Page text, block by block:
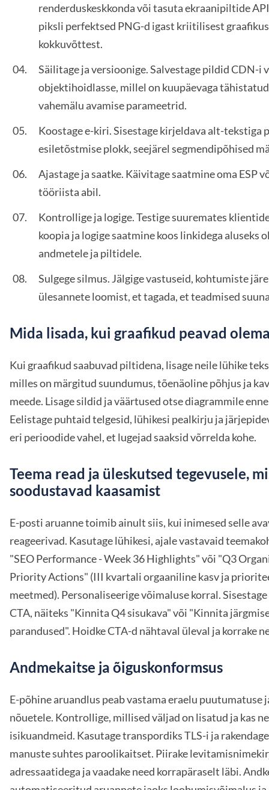
renderduskeskkonda või tasuta ekraanipiltide
piksli perfektsed PNG-d igast kriitilisest
kokkuvõttest.
Säilitage ja versioonige. Salvestage pildid CDN-i
objektihoidlasse, millel on kuupäevaga
vahemälu avamise parameetrid.
Koostage e-kiri. Sisestage kirjeldava alt-tekstiga
esiletõstmise plokk, seejärel segmendipõhised
Ajastage ja saatke. Käivitage saatmine oma ESP
tööriista abil.
Kontrollige ja logige. Testige suuremates
koopia ja logige saatmine koos linkidega aluseks
andmetele ja piltidele.
Sulgege silmus. Jälgige vastuseid, kohtumiste
ülesannete loomist, et tagada, et teadmised
Mida lisada, kui graafikud peavad
Kui graafikud saabuvad piltidena, lisage neile lühike
milles on märgitud suundumus, tõenäoline põhjus ja
meede. Lisage sildid ja väärtused otse diagrammile
Eelistage puhtaid telgesid, lühikesi pealkirju ja
eri perioodide vahel, et lugejad saaksid võrrelda kohe.
Teema read ja üleskutsed tegevusele,
soodustavad kaasamist
E-posti aruanne toimib ainult siis, kui inimesed selle
reageerivad. Kasutage lühikesi, ajale vastavaid
"SEO Performance - Week 36 Highlights" või "Q3
Priority Actions" (III kvartali orgaaniline kasv ja
meetmed). Personaliseerige võimaluse korral.
CTA, näiteks "Kinnita Q4 sisukava" või "Kinnita
parandused". Hoidke CTA-d nähtaval üleval ja korrake
Andmekaitse ja õiguskonformsus
E-põhine aruandlus peab vastama eraelu puutumatuse
nõuetele. Kontrollige, millised väljad on lisatud ja kas
isikuandmeid. Kasutage transpordiks TLS-i ja
manuste suhtes paroolikaitset. Piirake
adressaatidega ja vaadake need korrapäraselt läbi.